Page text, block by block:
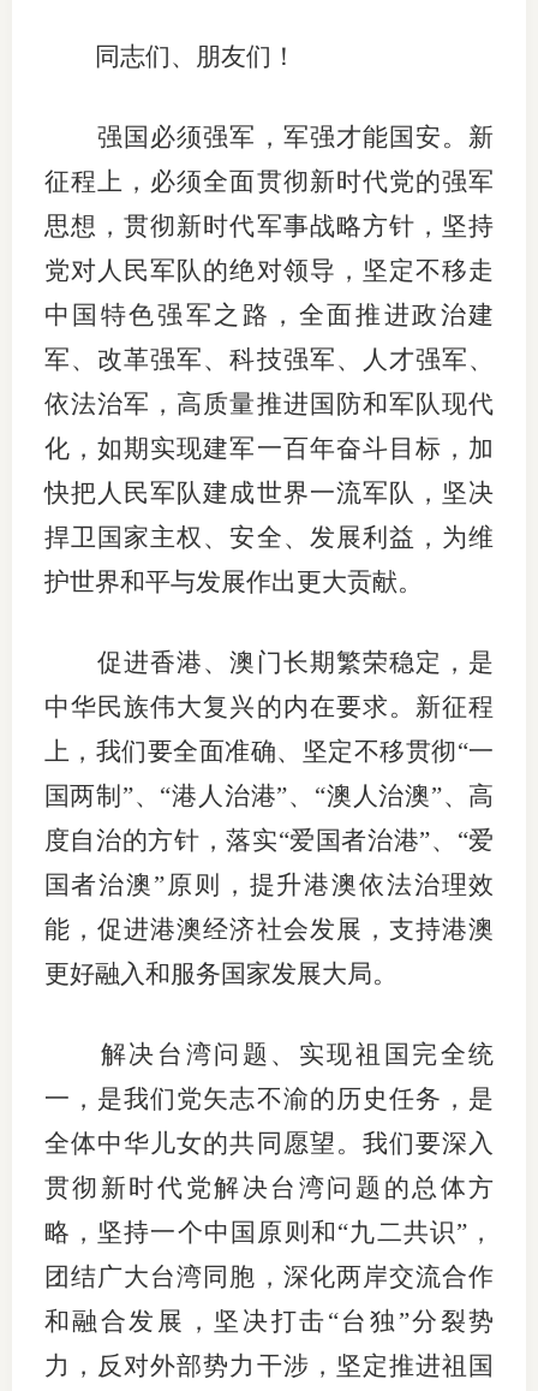
同志们、朋友们！
强国必须强军，军强才能国安。新
征程上，必须全面贯彻新时代党的强军
思想，贯彻新时代军事战略方针，坚持
党对人民军队的绝对领导，坚定不移走
中国特色强军之路，全面推进政治建
军、改革强军、科技强军、人才强军、
依法治军，高质量推进国防和军队现代
化，如期实现建军一百年奋斗目标，加
快把人民军队建成世界一流军队，坚决
捍卫国家主权、安全、发展利益，为维
护世界和平与发展作出更大贡献。
促进香港、澳门长期繁荣稳定，是
中华民族伟大复兴的内在要求。新征程
上，我们要全面准确、坚定不移贯彻“一
国两制”、“港人治港”、“澳人治澳”、高
度自治的方针，落实“爱国者治港”、“爱
国者治澳”原则，提升港澳依法治理效
能，促进港澳经济社会发展，支持港澳
更好融入和服务国家发展大局。
解决台湾问题、实现祖国完全统
一，是我们党矢志不渝的历史任务，是
全体中华儿女的共同愿望。我们要深入
贯彻新时代党解决台湾问题的总体方
略，坚持一个中国原则和“九二共识”，
团结广大台湾同胞，深化两岸交流合作
和融合发展，坚决打击“台独”分裂势
力，反对外部势力干涉，坚定推进祖国